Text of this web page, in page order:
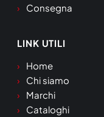
Consegna
LINK UTILI
Home
Chi siamo
Marchi
Cataloghi